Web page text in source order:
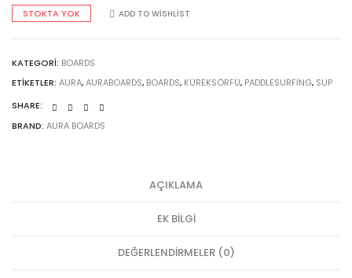
STOKTA YOK ADD TO WISHLIST
KATEGORI: BOARDS
ETIKETLER: AURA,AURABOARDS, BOARDS, KÜREKSÖRFÜ, PADDLESURFING, SUP
SHARE:
BRAND: AURA BOARDS
AÇIKLAMA
EK BILGI
DEĞERLENDIRMELER (0)